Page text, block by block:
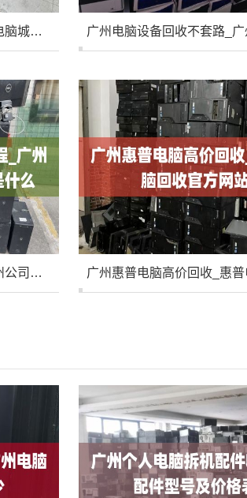
广州电脑电源回收中心_广州电脑城回收电脑吗
广州公司数据销毁全流程_广州公司数据销毁全流程是什么